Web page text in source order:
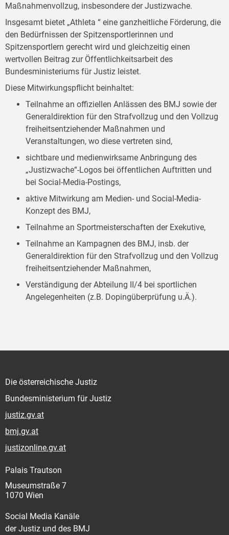
Maßnahmenvollzug, insbesondere der Justizwache.
Insgesamt bietet „Athleta “ eine ganzheitliche Förderung, die
den Bedürfnissen der Spitzensportlerinnen und
Spitzensportlern gerecht wird und gleichzeitig einen
wertvollen Beitrag zur Öffentlichkeitsarbeit des
Bundesministeriums für Justiz leistet.
Diese Mitwirkungspflicht beinhaltet:
Teilnahme an offiziellen Anlässen des BMJ sowie der
Generaldirektion für den Strafvollzug und den Vollzug
freiheitsentziehender Maßnahmen und
Veranstaltungen, wo diese vertreten sind,
sichtbare und medienwirksame Anbringung des
„Justizwache“-Logos bei öffentlichen Auftritten und
bei Social-Media-Postings,
aktive Mitwirkung am Medien- und Social-Media-
Konzept des BMJ,
Teilnahme an Sportmeisterschaften der Exekutive,
Teilnahme an Kampagnen des BMJ, insb. der
Generaldirektion für den Strafvollzug und den Vollzug
freiheitsentziehender Maßnahmen,
Verständigung der Abteilung II/4 bei sportlichen
Angelegenheiten (z.B. Dopingüberprüfung u.Ä.).
Die österreichische Justiz
Bundesministerium für Justiz
justiz.gv.at
bmj.gv.at
justizonline.gv.at
Palais Trautson
Museumstraße 7
1070 Wien
Social Media Kanäle
der Justiz und des BMJ